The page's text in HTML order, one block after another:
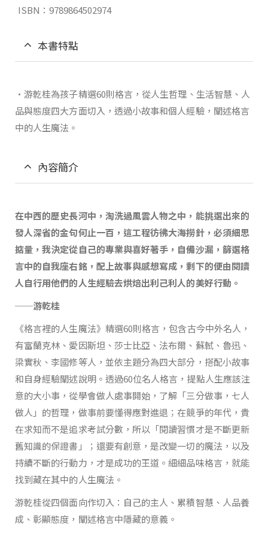
ISBN：9789864502974
本書特點
•游乾桂為孩子精選60則格言，從人生哲理、生活智慧、人
品與態度四大方面切入，透過小故事和個人經驗，闡述格言
中的人生魔法。
內容簡介
在中西的歷史長河中，淘洗過風雲人物之中，能挑選出來的
發人深省的金句何止一百，這工程彷彿大海撈針，必須細思
掂量，我決定從自己的專業與喜好著手，自備沙漏，篩選格
言中的自我座右銘，配上故事與感想寫成，剩下的便由閱讀
人自行用他們的人生經驗去烘焙出利己利人的美好行動。
──游乾桂
《格言裡的人生魔法》精選60則格言，包含古今中外名人，
有富蘭克林、愛因斯坦、莎士比亞、法布爾、蘇軾、魯迅、
梁實秋、李國修等人，並依主題分為四大部分，搭配小故事
和自身經驗闡述說明。透過60位名人格言，提點人生應該注
意的大小事，從學會做人處事開始，了解「三分做事，七人
做人」的哲理，做事前要懂得應對進退；在競爭的年代，貴
在求知而不是追求考試分數，所以「閱讀習慣才是不斷更新
舊知識的保證書」；還要有創意，是改變一切的魔法，以及
持續不斷的行動力，才是成功的王道。細細品味格言，就能
找到藏在其中的人生魔法。
游乾桂從四個面向作切入：自己的主人、累積智慧、人品養
成、彰顯態度，闡述格言中隱藏的意義。